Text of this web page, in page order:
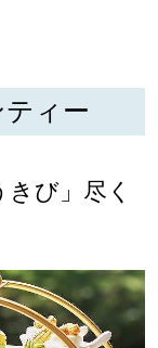
みたい】
札幌市
ィー
び」尽く